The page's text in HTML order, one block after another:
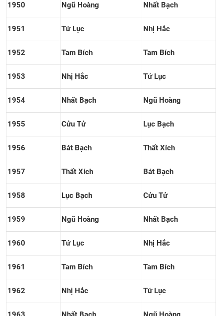
1950 Ngũ Hoàng Nhất Bạch
1951 Tứ Lục Nhị Hắc
1952 Tam Bích Tam Bích
1953 Nhị Hắc Tứ Lục
1954 Nhất Bạch Ngũ Hoàng
1955 Cửu Tử Lục Bạch
1956 Bát Bạch Thất Xích
1957 Thất Xích Bát Bạch
1958 Lục Bạch Cửu Tử
1959 Ngũ Hoàng Nhất Bạch
1960 Tứ Lục Nhị Hắc
1961 Tam Bích Tam Bích
1962 Nhị Hắc Tứ Lục